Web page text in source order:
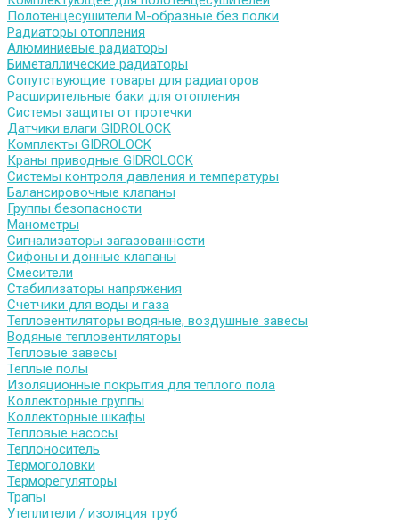
Полотенцесушители М-образные без полки
Радиаторы отопления
Алюминиевые радиаторы
Биметаллические радиаторы
Сопутствующие товары для радиаторов
Расширительные баки для отопления
Системы защиты от протечки
Датчики влаги GIDROLOCK
Комплекты GIDROLOCK
Краны приводные GIDROLOCK
Системы контроля давления и температуры
Балансировочные клапаны
Группы безопасности
Манометры
Сигнализаторы загазованности
Сифоны и донные клапаны
Смесители
Стабилизаторы напряжения
Счетчики для воды и газа
Тепловентиляторы водяные, воздушные завесы
Водяные тепловентиляторы
Тепловые завесы
Теплые полы
Изоляционные покрытия для теплого пола
Коллекторные группы
Коллекторные шкафы
Тепловые насосы
Теплоноситель
Термоголовки
Терморегуляторы
Трапы
Утеплители / изоляция труб